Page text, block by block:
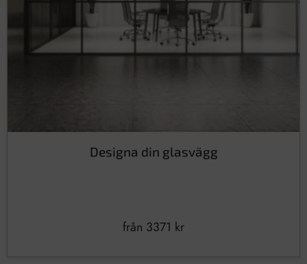
Designa din glasvägg
från 3371 kr